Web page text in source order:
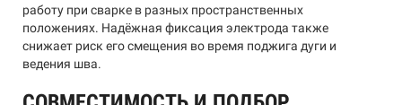
работу при сварке в разных пространственных
положениях. Надёжная фиксация электрода также
снижает риск его смещения во время поджига дуги и
ведения шва.